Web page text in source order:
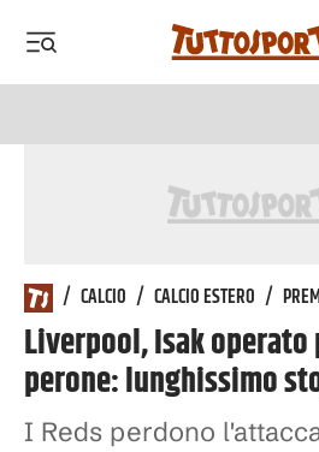
/ CALCIO / CALCIO ESTERO /
Liverpool, Isak
perone: lunghissimo
I Reds perdono